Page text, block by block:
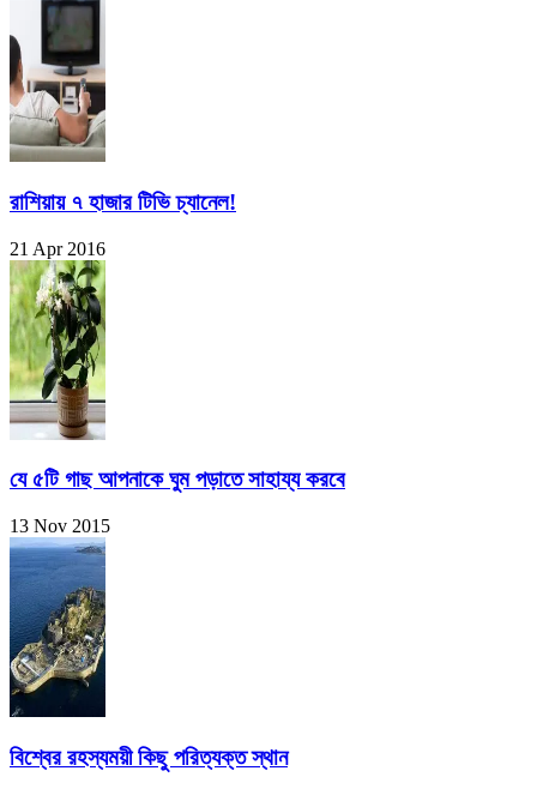
রাশিয়ায় ৭ হাজার টিভি চ্যানেল!
21 Apr 2016
যে ৫টি গাছ আপনাকে ঘুম পড়াতে সাহায্য করবে
13 Nov 2015
বিশ্বের রহস্যময়ী কিছু পরিত্যক্ত স্থান